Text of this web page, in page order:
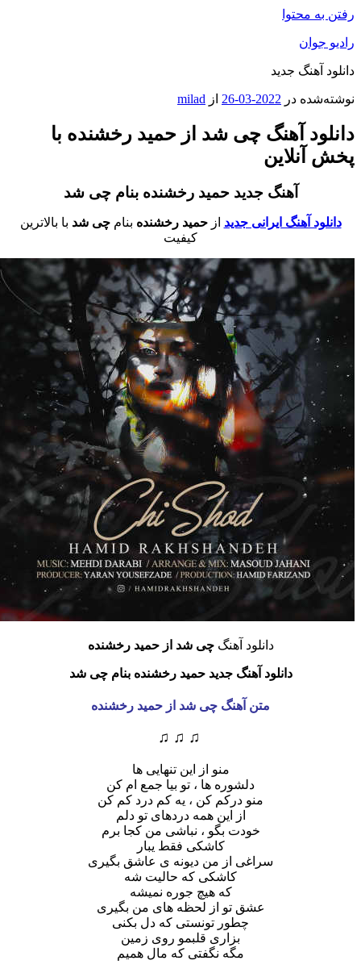
به محتوا
جوان
آهنگ جدید
در 2022-03-26 ازmilad
آهنگ چی شد از حمید رخشنده با
آنلاین
آهنگ جدید حمید رخشنده بنام چی شد
دانلود آهنگ ایرانی جدید ازحمید رخشندهبنامچی شدبا بالاترین
کیفیت
دانلود آهنگچی شد از حمید رخشنده
دانلود آهنگ جدید حمید رخشنده بنام چی شد
متن آهنگ چی شد از حمید رخشنده
♫ ♫ ♫
منو از این تنهایی ها
دلشوره ها ، تو بیا جمع ام کن
منو درکم کن ، یه کم درد کم کن
از این همه دردهای تو دلم
خودت بگو ، نباشی من کجا برم
کاشکی فقط یبار
سراغی از من دیونه ی عاشق بگیری
کاشکی که حالیت شه
که هیچ جوره نمیشه
عشق تو از لحظه های من بگیری
چطور تونستی که دل بکنی
بزاری قلبمو روی زمین
مگه نگفتی که مال همیم